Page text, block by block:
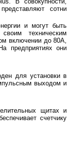
сотни
и могут быть
техническим
включении до 80А,
предприятиях они
для установки в
выходом и
щитах и
счетчику